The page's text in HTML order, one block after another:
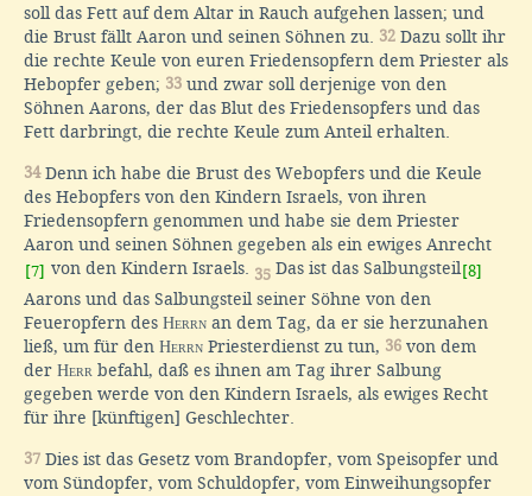
soll das Fett auf dem Altar in Rauch aufgehen lassen; und
die Brust fällt Aaron und seinen Söhnen zu. 32 Dazu sollt ihr
die rechte Keule von euren Friedensopfern dem Priester als
Hebopfer geben; 33 und zwar soll derjenige von den
Söhnen Aarons, der das Blut des Friedensopfers und das
Fett darbringt, die rechte Keule zum Anteil erhalten.
34Denn ich habe die Brust des Webopfers und die Keule
des Hebopfers von den Kindern Israels, von ihren
Friedensopfern genommen und habe sie dem Priester
Aaron und seinen Söhnen gegeben als ein ewiges Anrecht
[7] von den Kindern Israels. 35 Das ist das Salbungsteil [8]
Aarons und das Salbungsteil seiner Söhne von den
Feueropfern des Herrn an dem Tag, da er sie herzunahen
ließ, um für den Herrn Priesterdienst zu tun, 36 von dem
der Herr befahl, daß es ihnen am Tag ihrer Salbung
gegeben werde von den Kindern Israels, als ewiges Recht
für ihre [künftigen] Geschlechter.
37 Dies ist das Gesetz vom Brandopfer, vom Speisopfer und
vom Sündopfer, vom Schuldopfer, vom Einweihungsopfer